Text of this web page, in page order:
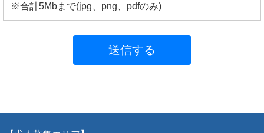
※合計5Mbまで(jpg、png、pdfのみ)
送信する